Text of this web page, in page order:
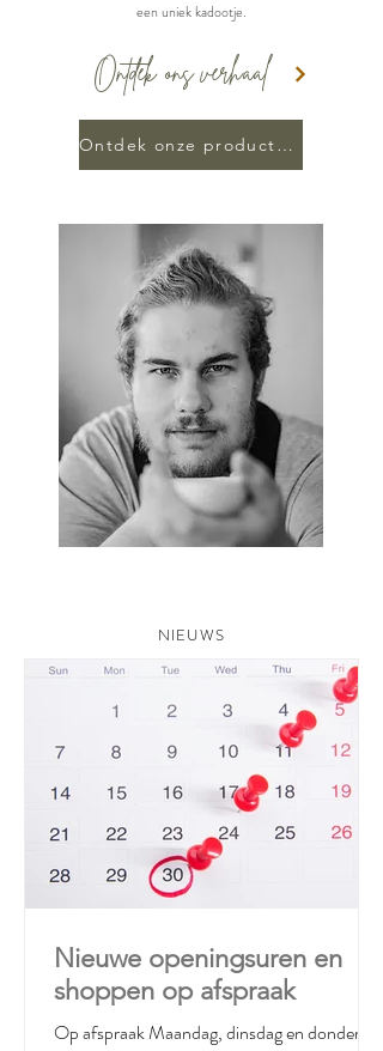
een uniek kadootje.
Ontdek ons verhaal
Ontdek onze producten
NIEUWS
Nieuwe openingsuren en
shoppen op afspraak
Op afspraak Maandag, dinsdag en donderdag